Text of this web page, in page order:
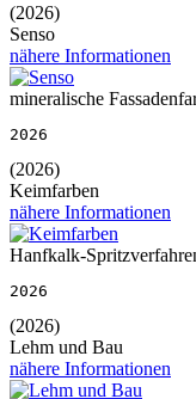
(2026)
Senso
nähere Informationen
mineralische
2026
(2026)
Keimfarben
nähere Informationen
Hanfkalk-
2026
(2026)
Lehm und Bau
nähere Informationen